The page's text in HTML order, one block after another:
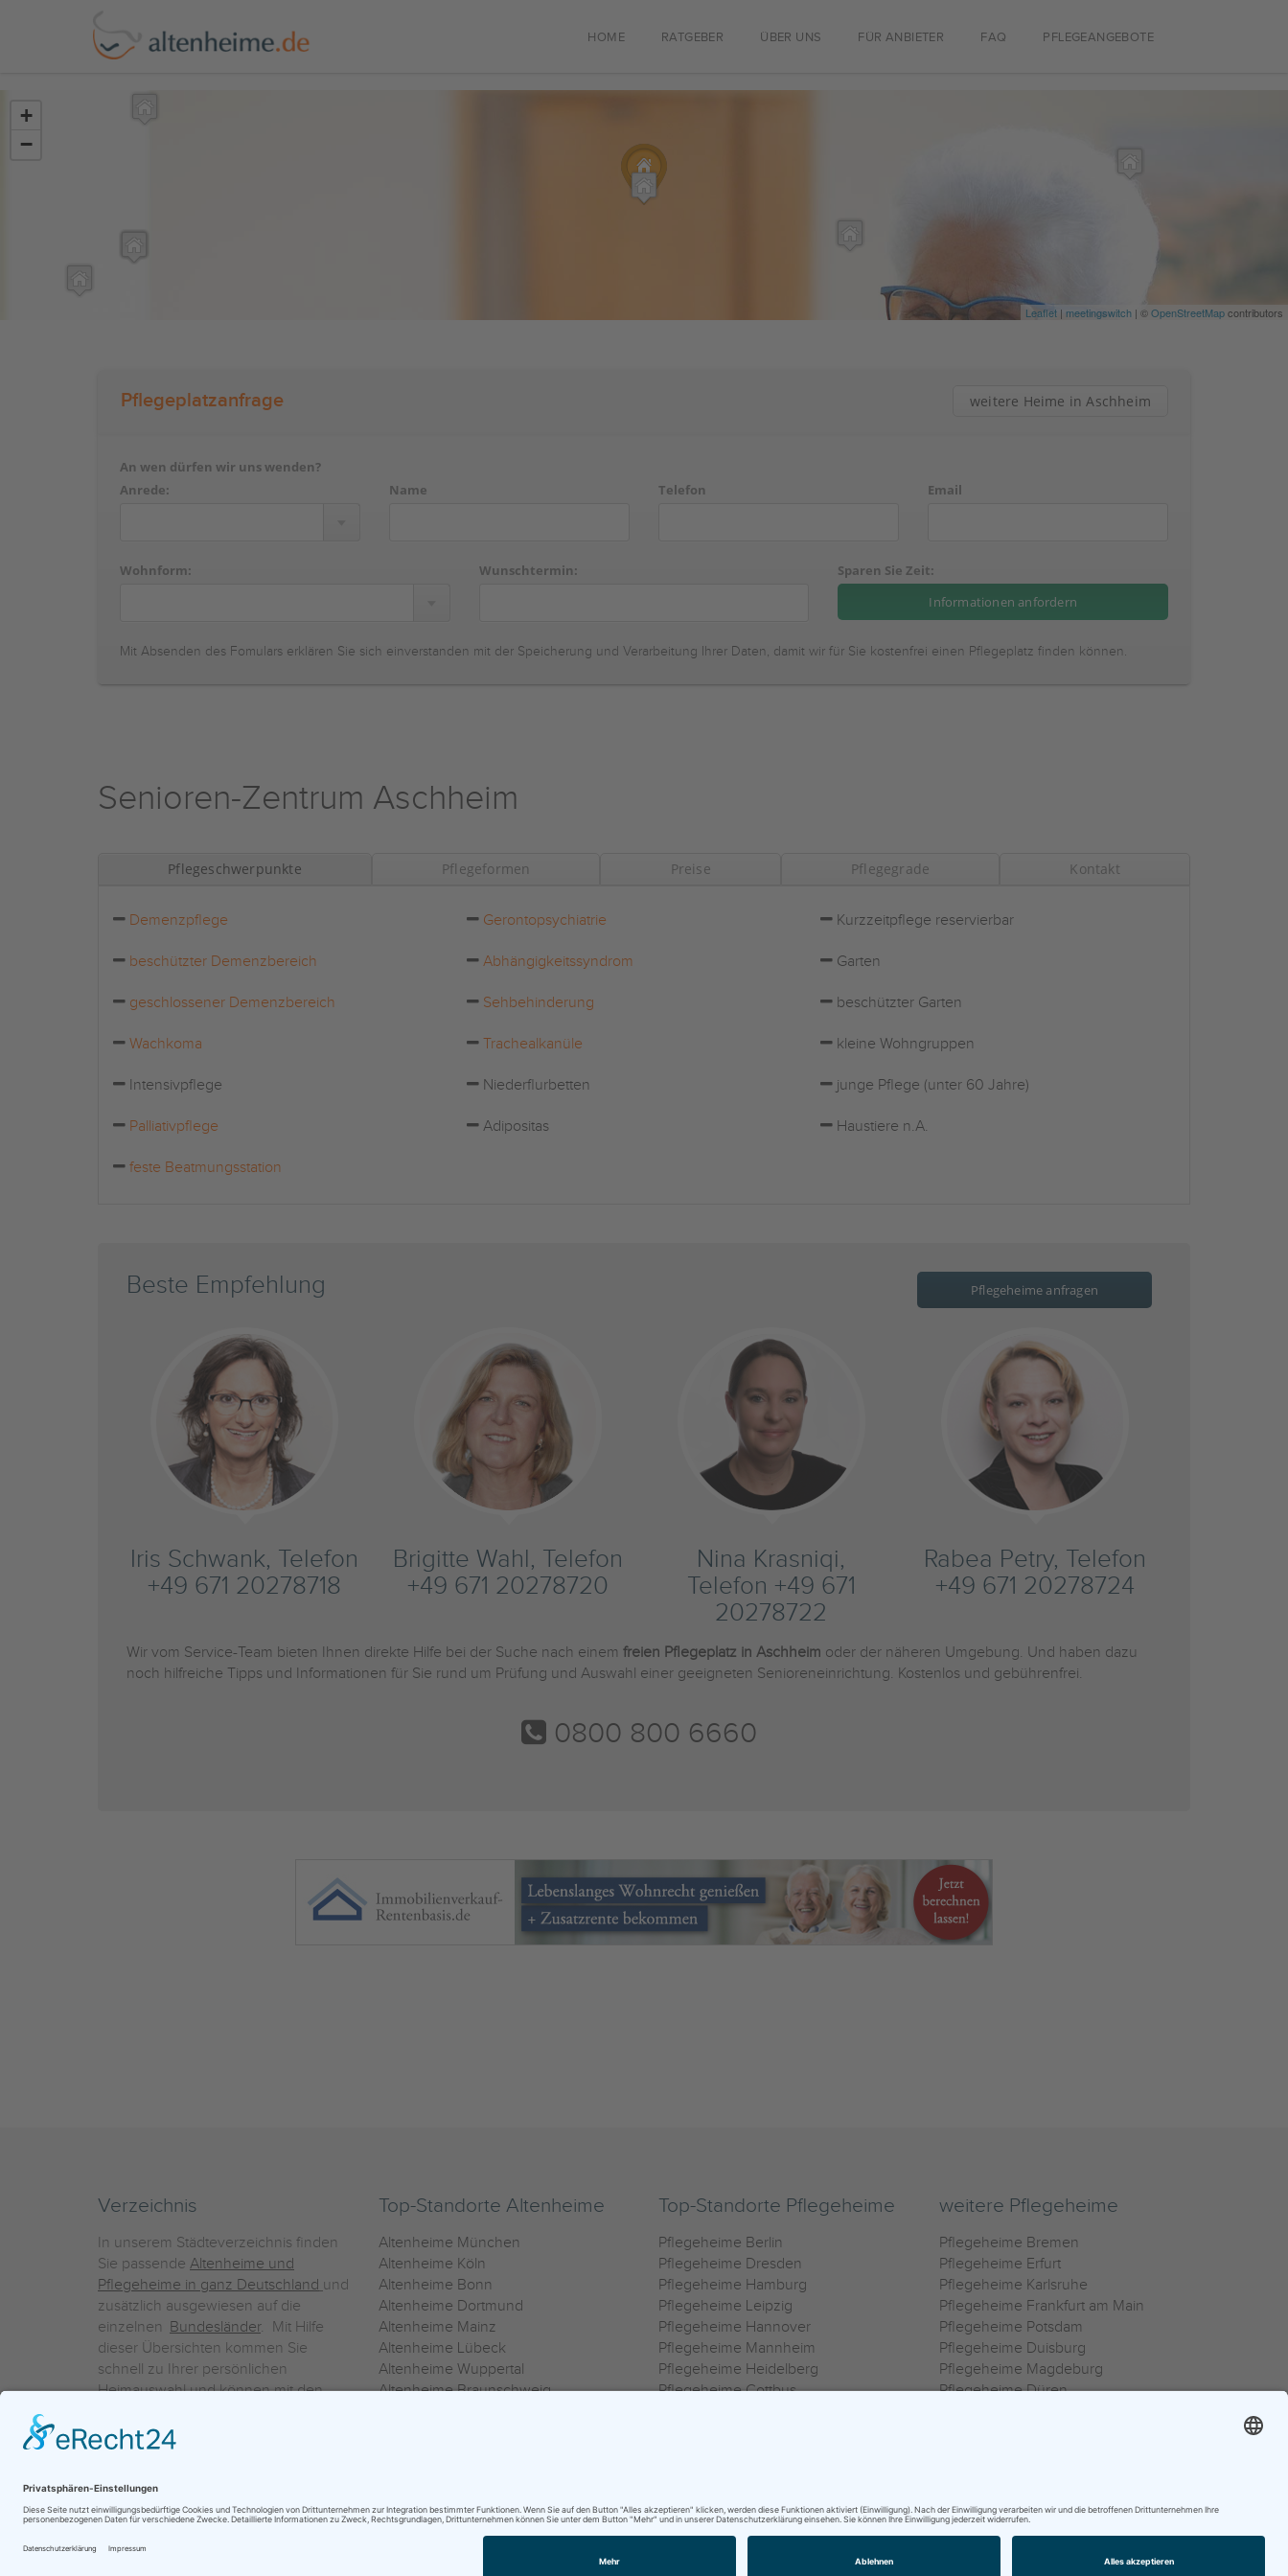
HOME RATGEBER ÜBER UNS FÜR ANBIETER FAQ PFLEGEANGEBOTE
+
−
Leaflet | meetingswitch | ©OpenStreetMapcontributors
Pflegeplatzanfrage weitere Heime in Aschheim
An wen dürfen wir uns wenden?
Anrede:
Name Telefon Email
Wohnform: Wunschtermin: Sparen Sie Zeit:
Mit Absenden des Fomulars erklären Sie sich einverstanden mit der Speicherung und Verarbeitung Ihrer Daten, damit wir für Sie kostenfrei einen Pflegeplatz finden können.
Senioren-Zentrum Aschheim
Pflegeschwerpunkte Pflegeformen Preise Pflegegrade Kontakt
Demenzpflege Gerontopsychiatrie Kurzzeitpflege reservierbar
beschützter Demenzbereich Abhängigkeitssyndrom Garten
geschlossener Demenzbereich Sehbehinderung beschützter Garten
Wachkoma Trachealkanüle kleine Wohngruppen
Intensivpflege Niederflurbetten junge Pflege (unter 60 Jahre)
Palliativpflege Adipositas Haustiere n.A.
feste Beatmungsstation
Beste Empfehlung Pflegeheime anfragen
Iris Schwank, Telefon
+49 671 20278718
Brigitte Wahl, Telefon
+49 671 20278720
Nina Krasniqi,
Telefon +49 671
20278722
Rabea Petry, Telefon
+49 671 20278724
Wir vom Service-Team bieten Ihnen direkte Hilfe bei der Suche nach einem freien Pflegeplatz in Aschheim oder der näheren Umgebung. Und haben dazu
noch hilfreiche Tipps und Informationen für Sie rund um Prüfung und Auswahl einer geeigneten Senioreneinrichtung. Kostenlos und gebührenfrei.
0800 800 6660
Verzeichnis
In unserem Städteverzeichnis finden
Sie passende Altenheime und
Pflegeheime in ganz Deutschland und
zusätzlich ausgewiesen auf die
einzelnen Bundesländer. Mit Hilfe
dieser Übersichten kommen Sie
schnell zu Ihrer persönlichen
Heimauswahl und können mit den
einzelnen Häuser Leistungsvergleiche
vornehmen.
Top-Standorte Altenheime
Altenheime München
Altenheime Köln
Altenheime Bonn
Altenheime Dortmund
Altenheime Mainz
Altenheime Lübeck
Altenheime Wuppertal
Altenheime Braunschweig
Top-Standorte Pflegeheime
Pflegeheime Berlin
Pflegeheime Dresden
Pflegeheime Hamburg
Pflegeheime Leipzig
Pflegeheime Hannover
Pflegeheime Mannheim
Pflegeheime Heidelberg
Pflegeheime Cottbus
weitere Pflegeheime
Pflegeheime Bremen
Pflegeheime Erfurt
Pflegeheime Karlsruhe
Pflegeheime Frankfurt am Main
Pflegeheime Potsdam
Pflegeheime Duisburg
Pflegeheime Magdeburg
Pflegeheime Düren
0800 800 666 0